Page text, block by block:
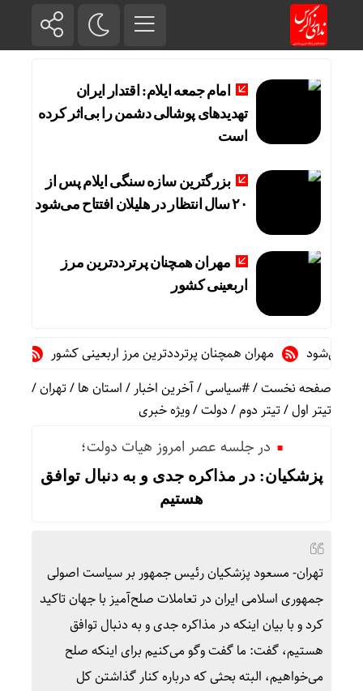
امام جمعه ایلام: اقتدار ایران
تهدیدهای پوشالی دشمن را بی‌اثر کرده
است
بزرگترین سازه سنگی ایلام پس از
۲۰ سال انتظار در هلیلان افتتاح می‌شود
مهران همچنان پرترددترین مرز
اربعینی کشور
مهران همچنان پرترددترین مرز اربعینی کشور
تغییر
صفحه نخست/#سیاسی/آخرین اخبار/استان ها/تهران/
تیتر اول/تیتر دوم/دولت/ویژه خبری
در جلسه عصر امروز هیات دولت؛
پزشکیان: در مذاکره جدی و به دنبال توافق
هستیم
تهران- مسعود پزشکیان رئیس جمهور بر سیاست اصولی
جمهوری اسلامی ایران در تعاملات صلح‌آمیز با جهان تاکید
کرد و با بیان اینکه در مذاکره جدی و به دنبال توافق
هستیم، گفت: ما گفت وگو می‌کنیم برای اینکه صلح
می‌خواهیم، البته بحثی که درباره کنار گذاشتن کل